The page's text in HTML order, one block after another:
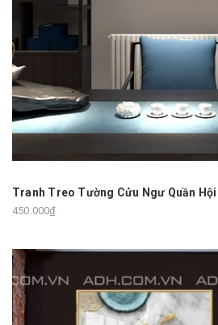
Tranh Treo Tường Cửu Ngư Quần
450.000₫